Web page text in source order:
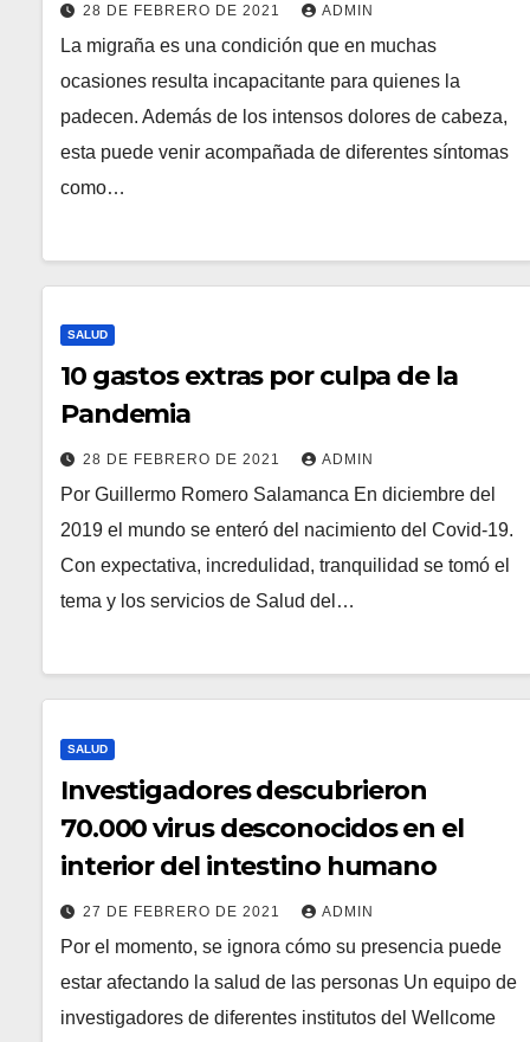
28 DE FEBRERO DE 2021 ADMIN
La migraña es una condición que en muchas
ocasiones resulta incapacitante para quienes la
padecen. Además de los intensos dolores de cabeza,
esta puede venir acompañada de diferentes síntomas
como…
SALUD
10 gastos extras por culpa de la
Pandemia
28 DE FEBRERO DE 2021 ADMIN
Por Guillermo Romero Salamanca En diciembre del
2019 el mundo se enteró del nacimiento del Covid-19.
Con expectativa, incredulidad, tranquilidad se tomó el
tema y los servicios de Salud del…
SALUD
Investigadores descubrieron
70.000 virus desconocidos en el
interior del intestino humano
27 DE FEBRERO DE 2021 ADMIN
Por el momento, se ignora cómo su presencia puede
estar afectando la salud de las personas Un equipo de
investigadores de diferentes institutos del Wellcome